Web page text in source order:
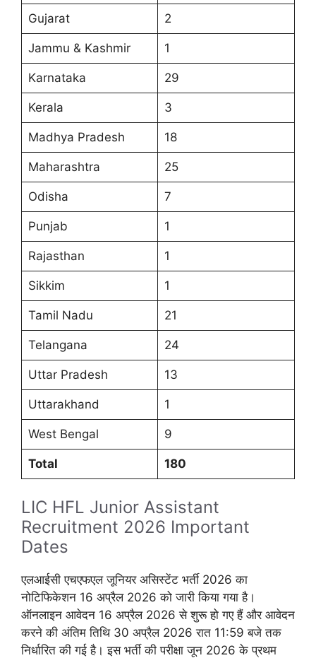
Gujarat 2
Jammu & Kashmir 1
Karnataka 29
Kerala 3
Madhya Pradesh 18
Maharashtra 25
Odisha 7
Punjab 1
Rajasthan 1
Sikkim 1
Tamil Nadu 21
Telangana 24
Uttar Pradesh 13
Uttarakhand 1
West Bengal 9
Total 180
LIC HFL Junior Assistant
Recruitment 2026 Important
Dates
एलआईसी एचएफएल जूनियर असिस्टेंट भर्ती 2026 का
नोटिफिकेशन 16 अप्रैल 2026 को जारी किया गया है।
ऑनलाइन आवेदन 16 अप्रैल 2026 से शुरू हो गए हैं और आवेदन
करने की अंतिम तिथि 30 अप्रैल 2026 रात 11:59 बजे तक
निर्धारित की गई है। इस भर्ती की परीक्षा जून 2026 के प्रथम